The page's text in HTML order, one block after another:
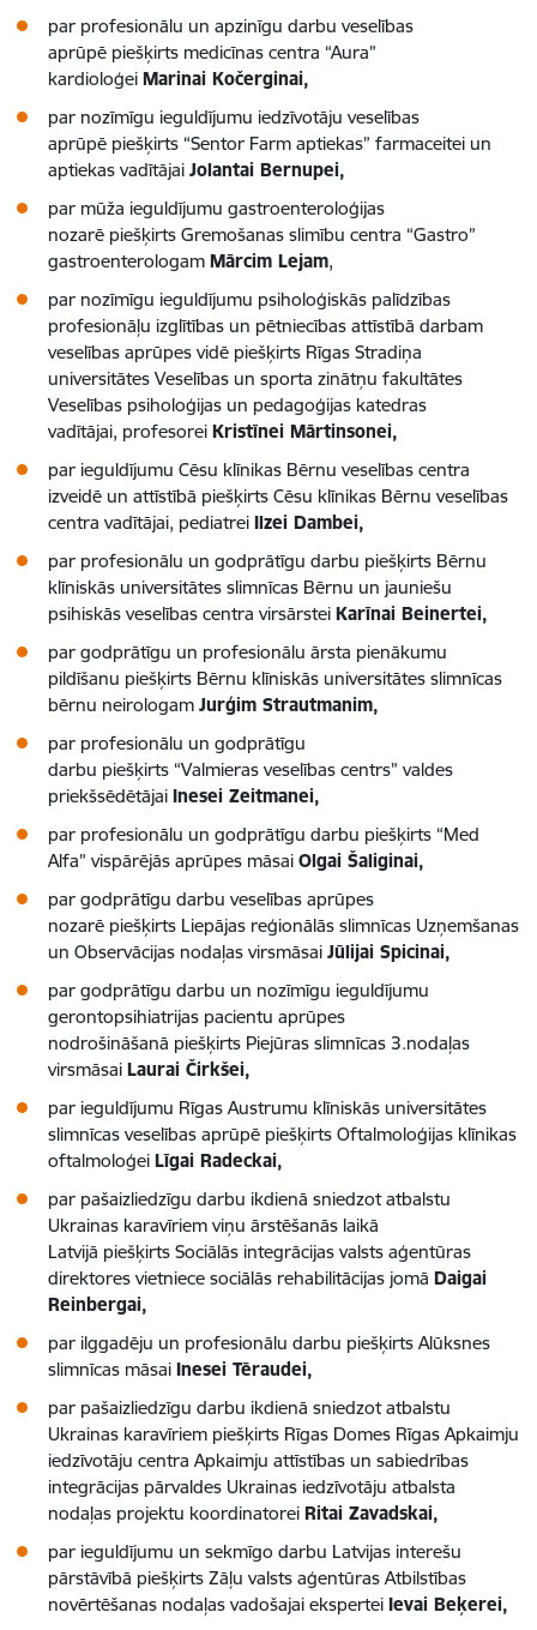
par profesionālu un apzinīgu darbu veselības
aprūpē piešķirts medicīnas centra “Aura”
kardioloģei Marinai Kočerginai,
par nozīmīgu ieguldījumu iedzīvotāju veselības
aprūpē piešķirts “Sentor Farm aptiekas” farmaceitei un
aptiekas vadītājai Jolantai Bernupei,
par mūža ieguldījumu gastroenteroloģijas
nozarē piešķirts Gremošanas slimību centra “Gastro”
gastroenterologam Mārcim Lejam,
par nozīmīgu ieguldījumu psiholoģiskās palīdzības
profesionāļu izglītības un pētniecības attīstībā darbam
veselības aprūpes vidē piešķirts Rīgas Stradiņa
universitātes Veselības un sporta zinātņu fakultātes
Veselības psiholoģijas un pedagoģijas katedras
vadītājai, profesorei Kristīnei Mārtinsonei,
par ieguldījumu Cēsu klīnikas Bērnu veselības centra
izveidē un attīstībā piešķirts Cēsu klīnikas Bērnu veselības
centra vadītājai, pediatrei Ilzei Dambei,
par profesionālu un godprātīgu darbu piešķirts Bērnu
klīniskās universitātes slimnīcas Bērnu un jauniešu
psihiskās veselības centra virsārstei Karīnai Beinertei,
par godprātīgu un profesionālu ārsta pienākumu
pildīšanu piešķirts Bērnu klīniskās universitātes slimnīcas
bērnu neirologam Jurģim Strautmanim,
par profesionālu un godprātīgu
darbu piešķirts “Valmieras veselības centrs” valdes
priekšsēdētājai Inesei Zeitmanei,
par profesionālu un godprātīgu darbu piešķirts “Med
Alfa” vispārējās aprūpes māsai Olgai Šaliginai,
par godprātīgu darbu veselības aprūpes
nozarē piešķirts Liepājas reģionālās slimnīcas Uzņemšanas
un Observācijas nodaļas virsmāsai Jūlijai Spicinai,
par godprātīgu darbu un nozīmīgu ieguldījumu
gerontopsihiatrijas pacientu aprūpes
nodrošināšanā piešķirts Piejūras slimnīcas 3.nodaļas
virsmāsai Laurai Čirkšei,
par ieguldījumu Rīgas Austrumu klīniskās universitātes
slimnīcas veselības aprūpē piešķirts Oftalmoloģijas klīnikas
oftalmoloģei Līgai Radeckai,
par pašaizliedzīgu darbu ikdienā sniedzot atbalstu
Ukrainas karavīriem viņu ārstēšanās laikā
Latvijā piešķirts Sociālās integrācijas valsts aģentūras
direktores vietniece sociālās rehabilitācijas jomā Daigai
Reinbergai,
par ilggadēju un profesionālu darbu piešķirts Alūksnes
slimnīcas māsai Inesei Tēraudei,
par pašaizliedzīgu darbu ikdienā sniedzot atbalstu
Ukrainas karavīriem piešķirts Rīgas Domes Rīgas Apkaimju
iedzīvotāju centra Apkaimju attīstības un sabiedrības
integrācijas pārvaldes Ukrainas iedzīvotāju atbalsta
nodaļas projektu koordinatorei Ritai Zavadskai,
par ieguldījumu un sekmīgo darbu Latvijas interešu
pārstāvībā piešķirts Zāļu valsts aģentūras Atbilstības
novērtēšanas nodaļas vadošajai ekspertei Ievai Beķerei,